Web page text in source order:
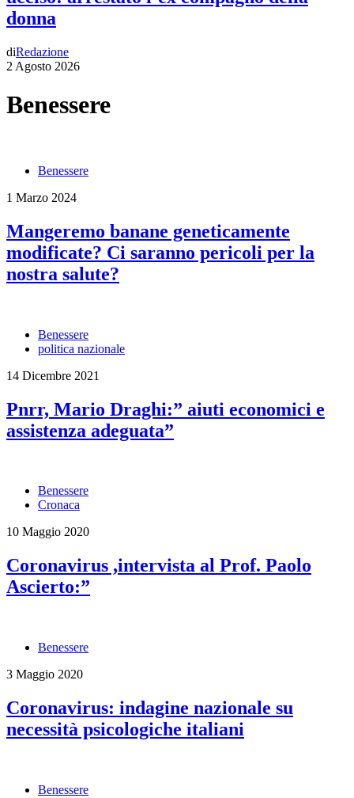
donna
diRedazione
2 Agosto 2026
Benessere
Benessere
1 Marzo 2024
Mangeremo banane geneticamente
modificate? Ci saranno pericoli per la
nostra salute?
Benessere
politica nazionale
14 Dicembre 2021
Pnrr, Mario Draghi:” aiuti economici e
assistenza adeguata”
Benessere
Cronaca
10 Maggio 2020
Coronavirus ,intervista al Prof. Paolo
Ascierto:”
Benessere
3 Maggio 2020
Coronavirus: indagine nazionale su
necessità psicologiche italiani
Benessere